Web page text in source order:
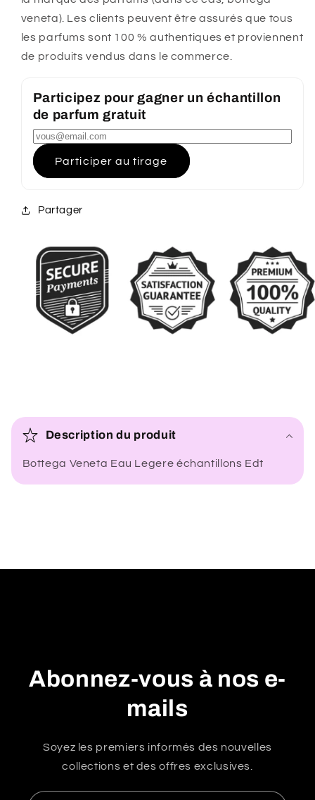
veneta). Les clients peuvent être assurés que tous
les parfums sont 100 % authentiques et proviennent
de produits vendus dans le commerce.
Participez pour gagner un échantillon
de parfum gratuit
Participer au tirage
Partager
o
e
é
Description du produit
Bottega Veneta Eau Legere échantillons Edt
Abonnez-vous à nos e-
mails
Soyez les premiers informés des nouvelles
collections et des offres exclusives.